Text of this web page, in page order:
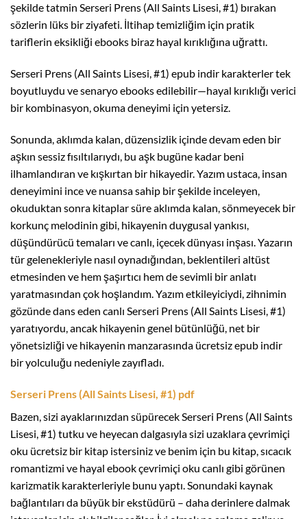
şekilde tatmin Serseri Prens (All Saints Lisesi, #1) bırakan
sözlerin lüks bir ziyafeti. İltihap temizliğim için pratik
tariflerin eksikliği ebooks biraz hayal kırıklığına uğrattı.
Serseri Prens (All Saints Lisesi, #1) epub indir karakterler tek
boyutluydu ve senaryo ebooks edilebilir—hayal kırıklığı verici
bir kombinasyon, okuma deneyimi için yetersiz.
Sonunda, aklımda kalan, düzensizlik içinde devam eden bir
aşkın sessiz fısıltılarıydı, bu aşk bugüne kadar beni
ilhamlandıran ve kışkırtan bir hikayedir. Yazım ustaca, insan
deneyimini ince ve nuansa sahip bir şekilde inceleyen,
okuduktan sonra kitaplar süre aklımda kalan, sönmeyecek bir
korkunç melodinin gibi, hikayenin duygusal yankısı,
düşündürücü temaları ve canlı, içecek dünyası inşası. Yazarın
tür gelenekleriyle nasıl oynadığından, beklentileri altüst
etmesinden ve hem şaşırtıcı hem de sevimli bir anlatı
yaratmasından çok hoşlandım. Yazım etkileyiciydi, zihnimin
gözünde dans eden canlı Serseri Prens (All Saints Lisesi, #1)
yaratıyordu, ancak hikayenin genel bütünlüğü, net bir
yönetsizliği ve hikayenin manzarasında ücretsiz epub indir
bir yolculuğu nedeniyle zayıfladı.
Serseri Prens (All Saints Lisesi, #1) pdf
Bazen, sizi ayaklarınızdan süpürecek Serseri Prens (All Saints
Lisesi, #1) tutku ve heyecan dalgasıyla sizi uzaklara çevrimiçi
oku ücretsiz bir kitap istersiniz ve benim için bu kitap, sıcacık
romantizmi ve hayal ebook çevrimiçi oku canlı gibi görünen
karizmatik karakterleriyle bunu yaptı. Sonundaki kaynak
bağlantıları da büyük bir ekstüdürü – daha derinlere dalmak